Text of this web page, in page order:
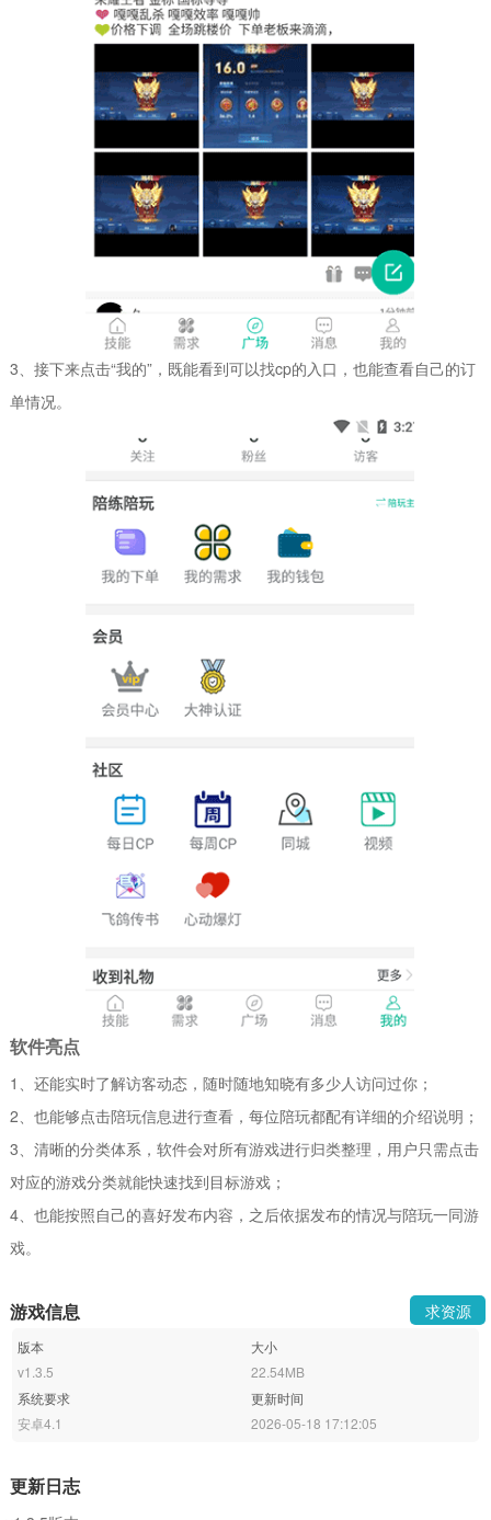
3、接下来点击“我的”，既能看到可以找cp的入口，也能查看自己的订
单情况。
软件亮点
1、还能实时了解访客动态，随时随地知晓有多少人访问过你；
2、也能够点击陪玩信息进行查看，每位陪玩都配有详细的介绍说明；
3、清晰的分类体系，软件会对所有游戏进行归类整理，用户只需点击
对应的游戏分类就能快速找到目标游戏；
4、也能按照自己的喜好发布内容，之后依据发布的情况与陪玩一同游
戏。
游戏信息 求资源
版本
v1.3.5
大小
22.54MB
系统要求
安卓4.1
更新时间
2026-05-18 17:12:05
更新日志